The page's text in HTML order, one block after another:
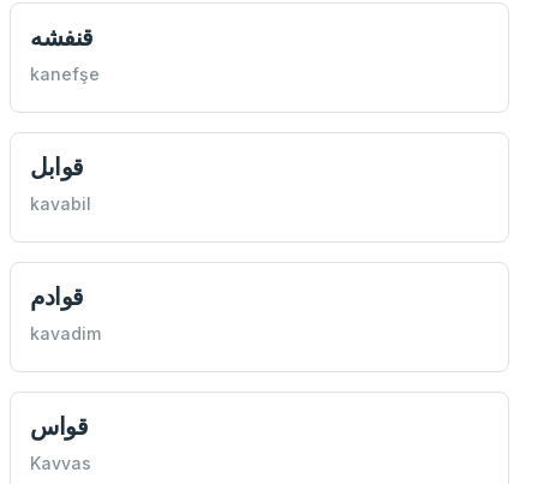
قنفشه
kanefşe
قوابل
kavabil
قوادم
kavadim
قواس
Kavvas